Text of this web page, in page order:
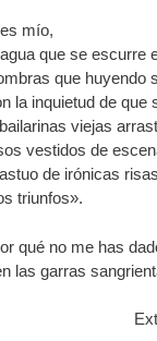
mío,
que se escurre
que huyendo
la inquietud de que
viejas
vestidos de
de irónicas
triunfos».
qué no me has
las garras